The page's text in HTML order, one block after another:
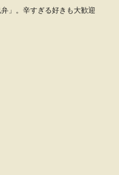
」。辛すぎる好きも大歓迎